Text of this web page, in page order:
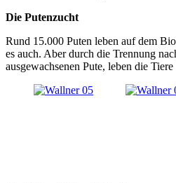
Die Putenzucht
Rund 15.000 Puten leben auf dem
es auch. Aber durch die Trennung
ausgewachsenen Pute, leben die